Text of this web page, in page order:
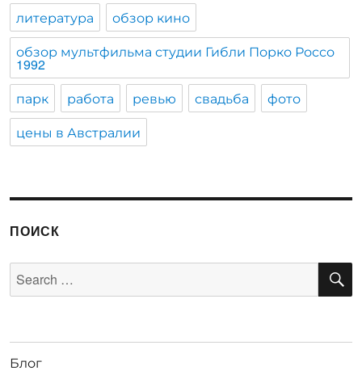
литература
обзор кино
обзор мультфильма студии Гибли Порко Россо
1992
парк
работа ревью свадьба
фото
цены в Австралии
ПОИСК
Search
for:
Блог